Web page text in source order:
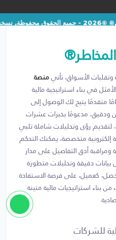
المخاطر®
الأسواق، تأتيمنصة
في بناء استراتيجية مالية
متقدمًا يتيح لك الوصول إلى
ودقيق، مدعومًا بخبرات عشرات
لتقديم رؤى وتحليلات شاملة تلبي
إلكترونية متخصصة، يمكنك التحكم
ومراقبة أدق التفاصيل على مدار
دقيقة وتحليلات متطورة
كعميل، على فرصة الاستفادة
استراتيجيات مالية متينة
للشركات